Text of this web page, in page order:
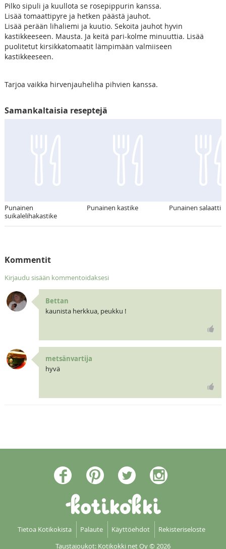
Pilko sipuli ja kuullota se rosepippurin kanssa.
Lisää tomaattipyre ja hetken päästä jauhot.
Lisää perään lihaliemi ja kuutio. Sekoita jauhot hyvin
kastikkeeseen. Mausta. Ja keitä pari-kolme minuuttia. Lisää
puolitetut kirsikkatomaatit lämpimään valmiiseen
kastikkeeseen.
Tarjoa vaikka hirvenjauheliha pihvien kanssa.
Samankaltaisia reseptejä
Punainen
suikalelihakastike
Punainen kastike Punainen salaatti
Kommentit
Kirjaudu sisään kommentoidaksesi
Bettan
kaunista herkkua, peukku !
metsänvartija
hyvä
Tietoa Kotikokista Palaute Käyttöehdot
Rekisteriseloste
Taustajoukot: Kotikokki net Oy© 2026